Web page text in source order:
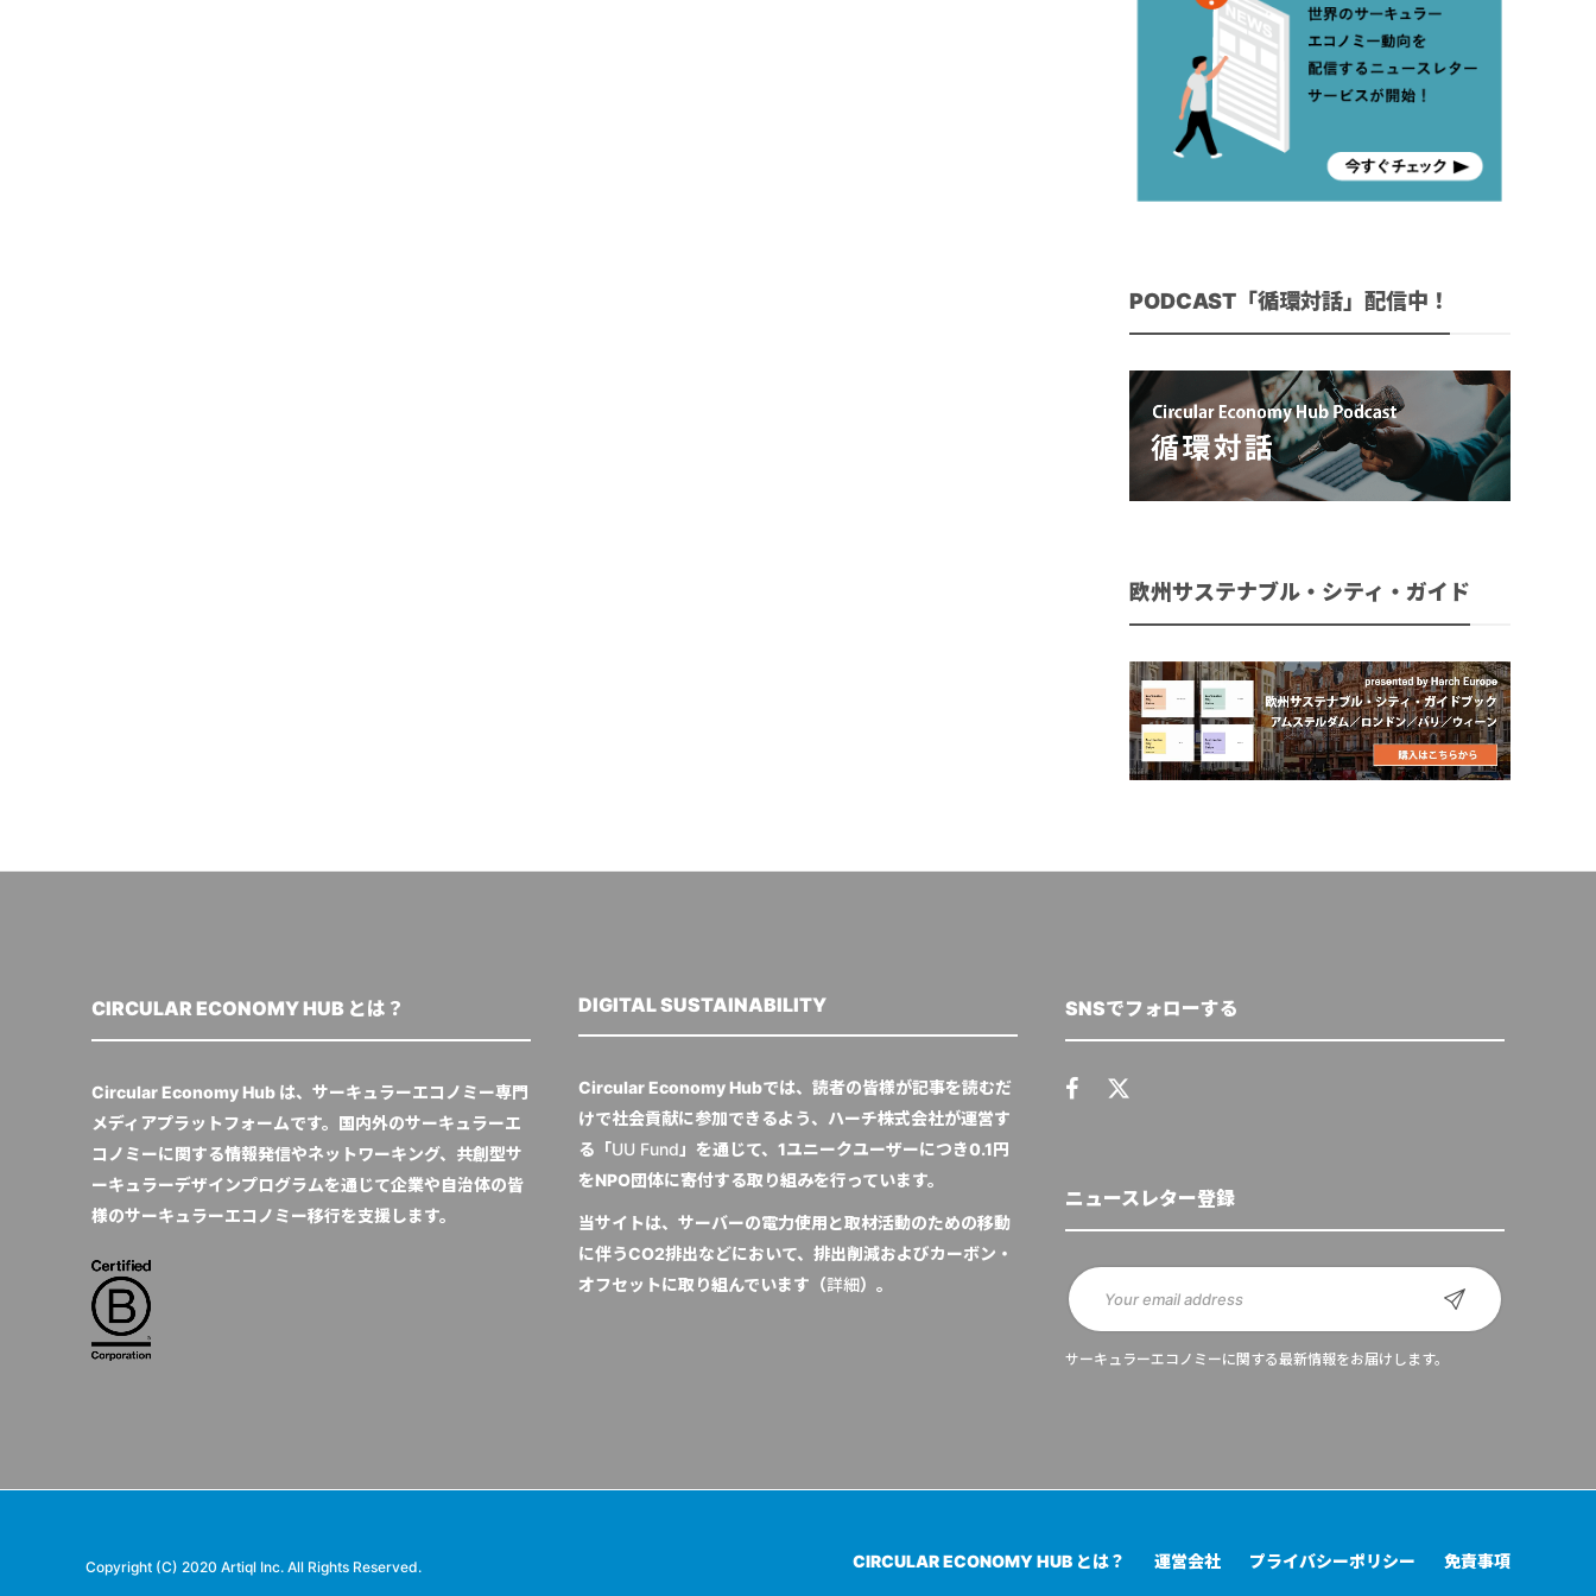
PODCAST「循環対話」配信中！
欧州サステナブル・シティ・ガイド
CIRCULAR ECONOMY HUB とは？
Circular Economy Hub は、サーキュラーエコノミー専門
メディアプラットフォームです。国内外のサーキュラーエ
コノミーに関する情報発信やネットワーキング、共創型サ
ーキュラーデザインプログラムを通じて企業や自治体の皆
様のサーキュラーエコノミー移行を支援します。
DIGITAL SUSTAINABILITY
Circular Economy Hubでは、読者の皆様が記事を読むだ
けで社会貢献に参加できるよう、ハーチ株式会社が運営す
る「UU Fund」を通じて、1ユニークユーザーにつき0.1円
をNPO団体に寄付する取り組みを行っています。
当サイトは、サーバーの電力使用と取材活動のための移動
に伴うCO2排出などにおいて、排出削減およびカーボン・
オフセットに取り組んでいます（詳細）。
SNSでフォローする
ニュースレター登録
サーキュラーエコノミーに関する最新情報をお届けします。
Copyright (C) 2020 Artiql Inc. All Rights Reserved. CIRCULAR ECONOMY HUB とは？ 運営会社 プライバシーポリシー 免責事項